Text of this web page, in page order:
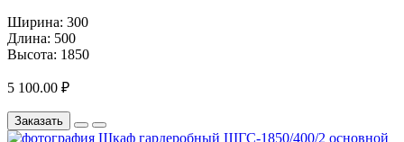
Ширина: 300
Длина: 500
Высота: 1850
5 100.00 ₽
Заказать